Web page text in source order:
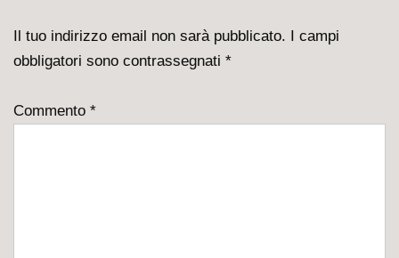
Il tuo indirizzo email non sarà pubblicato. I campi
obbligatori sono contrassegnati *
Commento *